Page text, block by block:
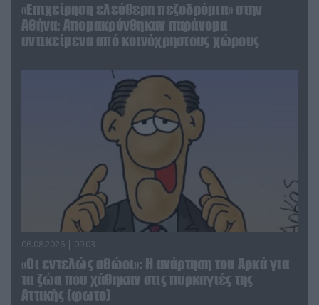
«Επιχείρηση ελεύθερα πεζοδρόμια» στην
Αθήνα: Απομακρύνθηκαν παράνομα
αντικείμενα από κοινόχρηστους χώρους
06.08.2026 | 09:03
«Οι εντελώς αθώοι»: Η ανάρτηση του Αρκά για
τα ζώα που χάθηκαν στις πυρκαγιές της
Αττικής (φωτο)